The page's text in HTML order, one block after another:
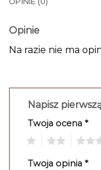
Opinie
Na razie nie ma
Napisz
Twoja ocena *
Twoja opinia *